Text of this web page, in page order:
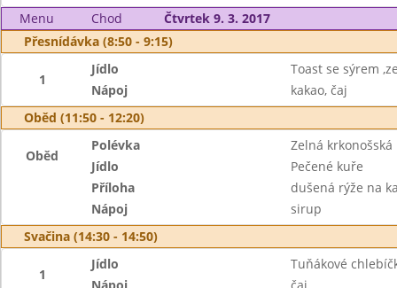
Menu
Chod
Čtvrtek 9. 3. 2017
Přesnídávka (8:50 - 9:15)
1
Jídlo
Toast se sýrem
Nápoj
kakao, čaj
Oběd (11:50 - 12:20)
Oběd
Polévka
Zelná krkonošská
Jídlo
Pečené kuře
Příloha
dušená rýže na
Nápoj
sirup
Svačina (14:30 - 14:50)
1
Jídlo
Tuňákové